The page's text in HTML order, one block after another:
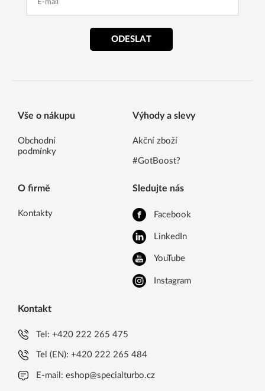
ODESLAT
Vše o nákupu
Obchodní
podmínky
Výhody a slevy
Akční zboží
#GotBoost?
O firmě
Kontakty
Sledujte nás
Facebook
LinkedIn
YouTube
Instagram
Kontakt
Tel:+420 222 265 475
Tel (EN):+420 222 265 484
E-mail:eshop@specialturbo.cz